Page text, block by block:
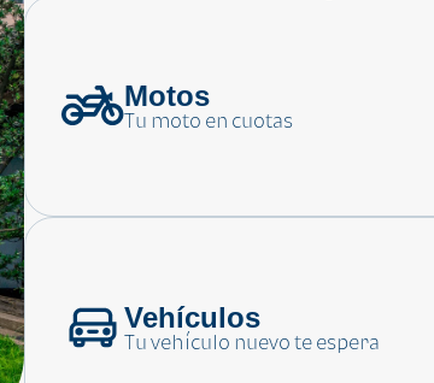
Motos
Tu moto en cuotas
Vehículos
Tu vehículo nuevo te espera